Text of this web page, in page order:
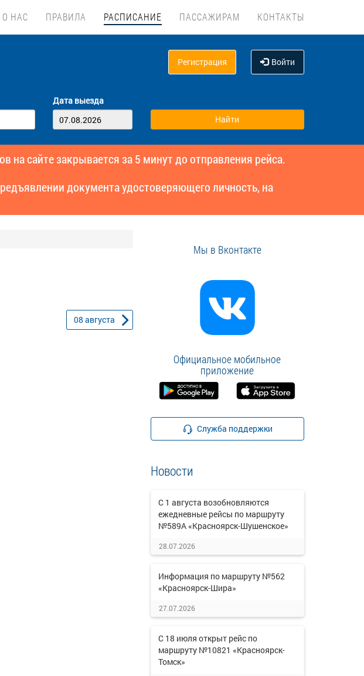
О НАС ПРАВИЛА РАСПИСАНИЕ ПАССАЖИРАМ КОНТАКТЫ
Регистрация Войти
Дата выезда
на сайте закрывается за 5 минут до отправления рейса.
документа удостоверяющего личность, на
08 августа
Мы в Вконтакте
Официальное мобильное
приложение
Служба поддержки
Новости
С 1 августа возобновляются
ежедневные рейсы по маршруту
№589А «Красноярск-Шушенское»
28.07.2026
Информация по маршруту №562
«Красноярск-Шира»
27.07.2026
С 18 июля открыт рейс по
маршруту №10821 «Красноярск-
Томск»